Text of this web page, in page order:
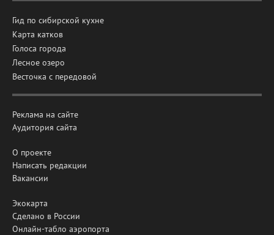
Гид по сибирской кухне
Карта катков
Голоса города
Лесное озеро
Весточка с передовой
Реклама на сайте
Аудитория сайта
О проекте
Написать редакции
Вакансии
Экокарта
Сделано в России
Онлайн-табло аэропорта